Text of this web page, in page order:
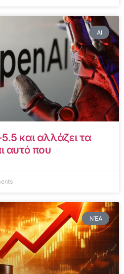
AI
και αλλάζει τα
αυτό που
ΝΈΑ